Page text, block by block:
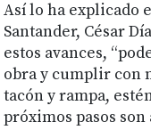
Así lo ha explicado
Santander, César
estos avances,
obra y cumplir con
tacón y rampa,
próximos pasos